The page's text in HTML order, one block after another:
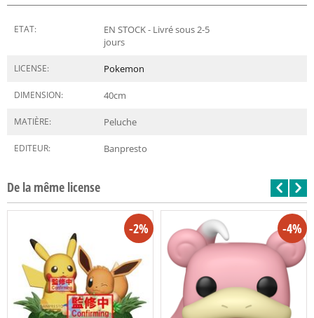
ETAT:
EN STOCK - Livré sous 2-5
jours
LICENSE: Pokemon
DIMENSION: 40cm
MATIÈRE: Peluche
EDITEUR: Banpresto
De la même license
-2% -4%